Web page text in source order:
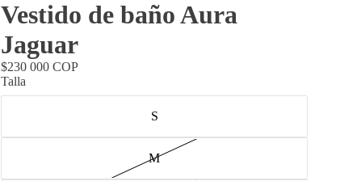
Vestido de baño Aura
Jaguar
$230 000 COP
Talla
S
M